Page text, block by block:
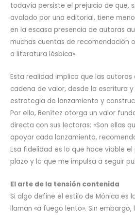
todavía persiste el prejuicio de que,
avalado por una editorial, tiene
en la escasa presencia de autoras
muchas cuentas de recomendación
a literatura lésbica».
Esta realidad implica que las
cadena de valor, desde la escritura
estrategia de lanzamiento y
Por ello, Benítez otorga un valor
directa con sus lectoras: «Son ellas
apoyar cada lanzamiento,
Esa fidelidad es lo que hace viable
plazo y lo que me impulsa a seguir
El arte de la tensión contenida
Si algo define el estilo de Mónica es
llaman «a fuego lento». Sin embargo,